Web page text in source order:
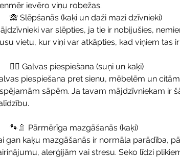
ievēro viņu robežas.
🙈 Slēpšanās (kaķi un daži mazi dzīvnieki)
var slēpties, ja tie ir nobijušies,
vietu, kur viņi var atkāpties, kad viņiem tas
🙆‍♂️ Galvas piespiešana (suņi un kaķi)
piespiešana pret sienu, mēbelēm un
sāpēm. Ja tavam mājdzīvniekam ir
🐾🚿 Pārmērīga mazgāšanās (kaķi)
gan kaķu mazgāšanās ir normāla parādība,
alerģijām vai stresu. Seko līdzi